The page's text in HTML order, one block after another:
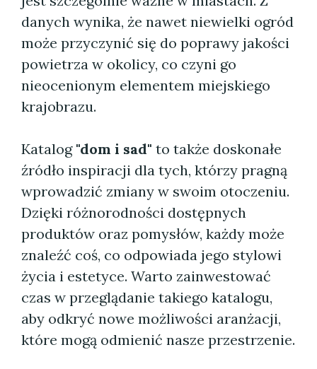
danych wynika, że nawet niewielki ogród
może przyczynić się do poprawy jakości
powietrza w okolicy, co czyni go
nieocenionym elementem miejskiego
krajobrazu.
Katalog "dom i sad" to także doskonałe
źródło inspiracji dla tych, którzy pragną
wprowadzić zmiany w swoim otoczeniu.
Dzięki różnorodności dostępnych
produktów oraz pomysłów, każdy może
znaleźć coś, co odpowiada jego stylowi
życia i estetyce. Warto zainwestować
czas w przeglądanie takiego katalogu,
aby odkryć nowe możliwości aranżacji,
które mogą odmienić nasze przestrzenie.